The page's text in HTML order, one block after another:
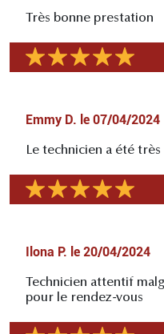
Très bonne prestation
Emmy D. le 07/04/2024
Le technicien a été
Ilona P. le 20/04/2024
Technicien attentif
pour le rendez-vous